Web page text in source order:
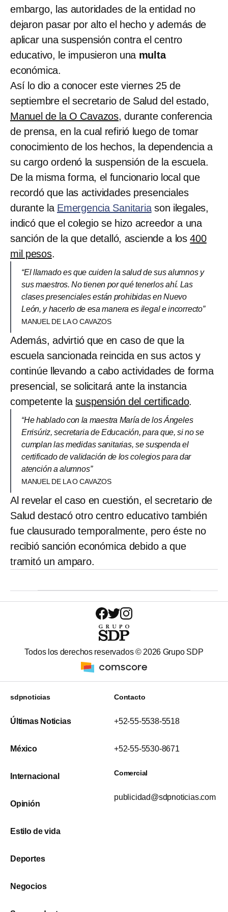
embargo, las autoridades de la entidad no
dejaron pasar por alto el hecho y además de
aplicar una suspensión contra el centro
educativo, le impusieron una multa
económica.
Así lo dio a conocer este viernes 25 de
septiembre el secretario de Salud del estado,
Manuel de la O Cavazos, durante conferencia
de prensa, en la cual refirió luego de tomar
conocimiento de los hechos, la dependencia a
su cargo ordenó la suspensión de la escuela.
De la misma forma, el funcionario local que
recordó que las actividades presenciales
durante la Emergencia Sanitariason ilegales,
indicó que el colegio se hizo acreedor a una
sanción de la que detalló, asciende a los400
mil pesos.
“El llamado es que cuiden la salud de sus alumnos y
sus maestros. No tienen por qué tenerlos ahí. Las
clases presenciales están prohibidas en Nuevo
León, y hacerlo de esa manera es ilegal e incorrecto”
MANUEL DE LA O CAVAZOS
Además, advirtió que en caso de que la
escuela sancionada reincida en sus actos y
continúe llevando a cabo actividades de forma
presencial, se solicitará ante la instancia
competente lasuspensión del certificado.
“He hablado con la maestra María de los Ángeles
Errisúriz, secretaria de Educación, para que, si no se
cumplan las medidas sanitarias, se suspenda el
certificado de validación de los colegios para dar
atención a alumnos”
MANUEL DE LA O CAVAZOS
Al revelar el caso en cuestión, el secretario de
Salud destacó otro centro educativo también
fue clausurado temporalmente, pero éste no
recibió sanción económica debido a que
tramitó un amparo.
Todos los derechos reservados © 2026 Grupo SDP
sdpnoticias
Últimas Noticias
México
Internacional
Opinión
Estilo de vida
Deportes
Negocios
Contacto
+52-55-5538-5518
+52-55-5530-8671
Comercial
publicidad@sdpnoticias.com